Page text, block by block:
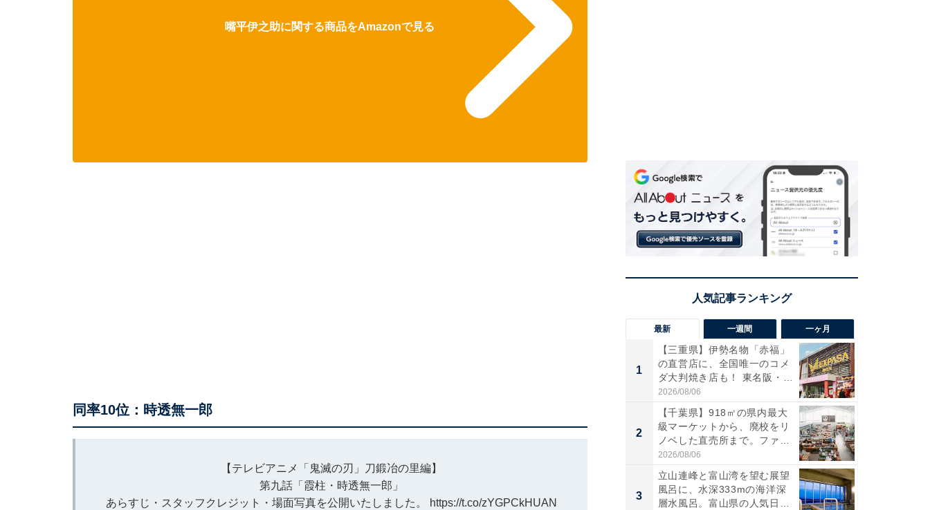
嘴平伊之助に関する商品をAmazonで見る
同率10位：時透無一郎
【テレビアニメ「鬼滅の刃」刀鍛冶の里編】
第九話「霞柱・時透無一郎」
あらすじ・スタッフクレジット・場面写真を公開いたしました。
https://t.co/zYGPCkHUAN
最新 一週間 一ヶ月
1
【三重県】伊勢名物「赤福」
の直営店に、全国唯一のコメ
ダ大判焼き店も！ 東名阪・
伊...
2026/08/06
2
【千葉県】918㎡の県内最大
級マーケットから、廃校をリ
ノベした直売所まで。ファ
ー...
2026/08/06
3
立山連峰と富山湾を望む展望
風呂に、水深333mの海洋深
層水風呂。富山県の人気日